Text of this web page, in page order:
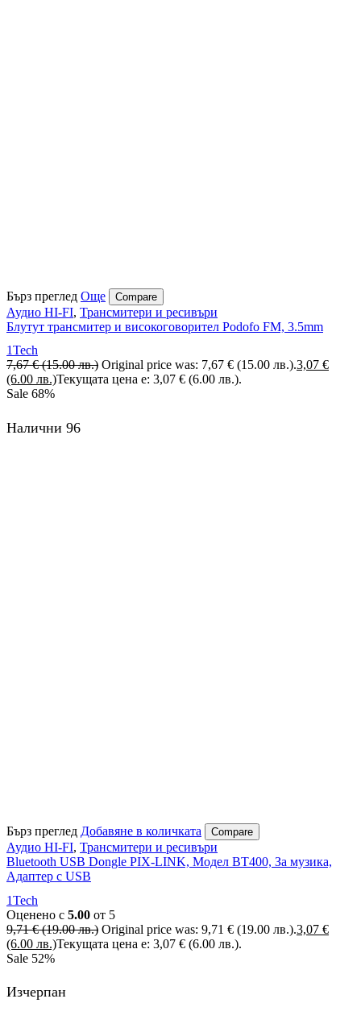
Бърз преглед Още Compare
Аудио HI-FI, Трансмитери и ресивъри
Блутут трансмитер и високоговорител Podofo FM, 3.5mm
1Tech
7,67€ (15.00 лв.) Original price was: 7,67 € (15.00 лв.).3,07 €
(6.00 лв.)Текущата цена е: 3,07 € (6.00 лв.).
Sale 68%
Налични 96
Бърз преглед Добавяне в количката Compare
Аудио HI-FI, Трансмитери и ресивъри
Bluetooth USB Dongle PIX-LINK, Модел BT400, За музика,
Адаптер с USB
1Tech
Оценено с 5.00 от 5
9,71€ (19.00 лв.) Original price was: 9,71 € (19.00 лв.).3,07 €
(6.00 лв.)Текущата цена е: 3,07 € (6.00 лв.).
Sale 52%
Изчерпан